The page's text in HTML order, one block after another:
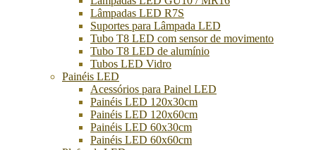
Lâmpadas LED R7S
Suportes para Lâmpada LED
Tubo T8 LED com sensor de movimento
Tubo T8 LED de alumínio
Tubos LED Vidro
Painéis LED
Acessórios para Painel LED
Painéis LED 120x30cm
Painéis LED 120x60cm
Painéis LED 60x30cm
Painéis LED 60x60cm